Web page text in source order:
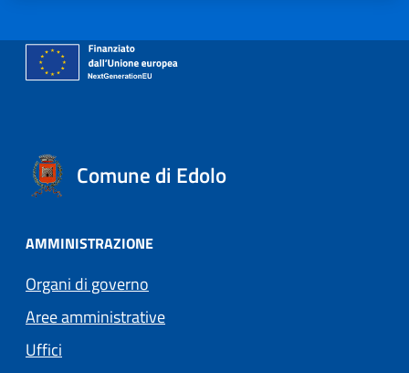
Comune di Edolo
AMMINISTRAZIONE
Organi di governo
Aree amministrative
Uffici